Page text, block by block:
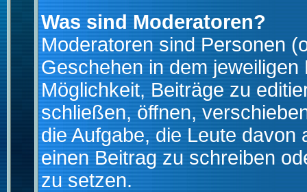
Was sind Moderatoren?
Moderatoren sind Personen
Geschehen in dem
Möglichkeit, Beiträge zu
schließen, öffnen,
die Aufgabe, die Leute
einen Beitrag zu schreiben
zu setzen.